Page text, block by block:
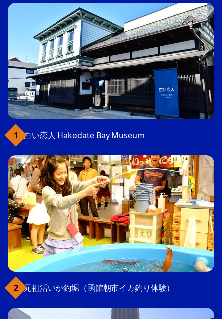
白い恋人 Hakodate Bay Museum
元祖活いか釣堀（函館朝市イカ釣り体験）